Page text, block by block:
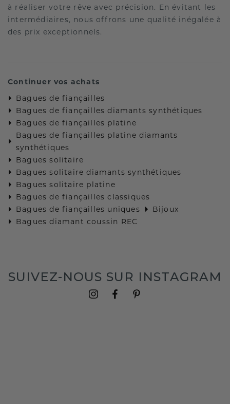
à réaliser votre rêve avec précision. En évitant les
intermédiaires, nous offrons une qualité inégalée à
des prix exceptionnels.
Continuer vos achats
Bagues de fiançailles
Bagues de fiançailles diamants synthétiques
Bagues de fiançailles platine
Bagues de fiançailles platine diamants
synthétiques
Bagues solitaire
Bagues solitaire diamants synthétiques
Bagues solitaire platine
Bagues de fiançailles classiques
Bagues de fiançailles uniques
Bijoux
Bagues diamant coussin REC
SUIVEZ-NOUS SUR INSTAGRAM